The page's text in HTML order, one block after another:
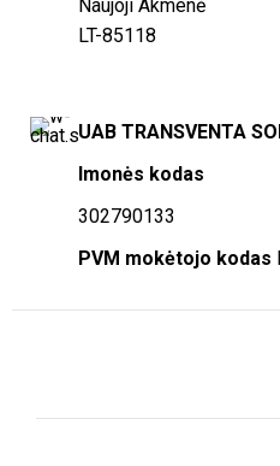
Naujoji Akmenė
LT-85118
UAB TRANSVENTA
Imonės kodas
302790133
PVM mokėtojo kodas